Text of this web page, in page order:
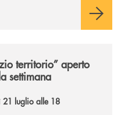
territorio” aperto
settimana
21 luglio alle 18